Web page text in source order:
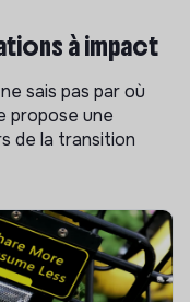
à impact
sais pas par où
propose une
de la transition